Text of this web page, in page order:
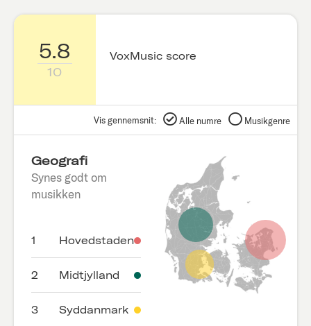
5.8
10
VoxMusic score
Vis gennemsnit: Alle numre Musikgenre
Geografi
Synes godt om
musikken
1 Hovedstaden
2 Midtjylland
3 Syddanmark